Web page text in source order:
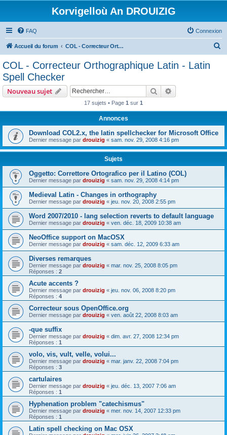
Korvigelloù An DROUIZIG
FAQ Connexion
Accueil du forum COL - Correcteur Orthographique Latin - Latin Spell Checker
COL - Correcteur Orthographique Latin - Latin
Spell Checker
Nouveau sujet Rechercher
17 sujets • Page 1 sur 1
Annonces
Download COL2.x, the latin spellchecker for Microsoft Office
Dernier message par drouizig « sam. nov. 29, 2008 4:16 pm
Sujets
Oggetto: Correttore Ortografico per il Latino (COL)
Dernier message par drouizig « sam. nov. 29, 2008 4:14 pm
Medieval Latin - Changes in orthography
Dernier message par drouizig « jeu. nov. 20, 2008 2:55 pm
Word 2007/2010 - lang selection reverts to default language
Dernier message par drouizig « ven. déc. 18, 2009 10:38 am
NeoOffice support on MacOSX
Dernier message par drouizig « sam. déc. 12, 2009 6:33 am
Diverses remarques
Dernier message par drouizig « mar. nov. 25, 2008 8:05 pm
Réponses : 2
Acute accents ?
Dernier message par drouizig « jeu. nov. 06, 2008 8:20 pm
Réponses : 4
Correcteur sous OpenOffice.org
Dernier message par drouizig « ven. août 22, 2008 8:03 am
-que suffix
Dernier message par drouizig « dim. avr. 27, 2008 12:34 pm
Réponses : 1
volo, vis, vult, velle, volui...
Dernier message par drouizig « mar. janv. 22, 2008 7:04 pm
Réponses : 3
cartulaires
Dernier message par drouizig « jeu. déc. 13, 2007 7:06 am
Réponses : 1
Hyphenation problem "catechismus"
Dernier message par drouizig « mer. nov. 14, 2007 12:33 pm
Réponses : 1
Latin spell checking on Mac OSX